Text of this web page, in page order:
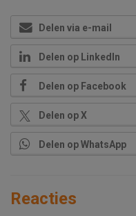
Delen via e-mail
Delen op LinkedIn
Delen op Facebook
Delen op X
Delen op WhatsApp
Reacties